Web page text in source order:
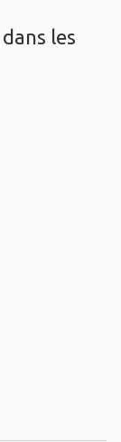
les